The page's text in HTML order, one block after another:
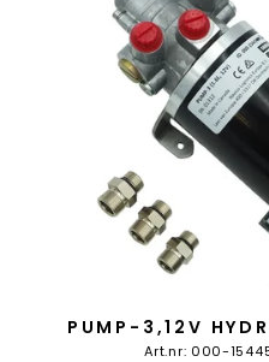
PUMP-3,12V
Art.nr: 000-